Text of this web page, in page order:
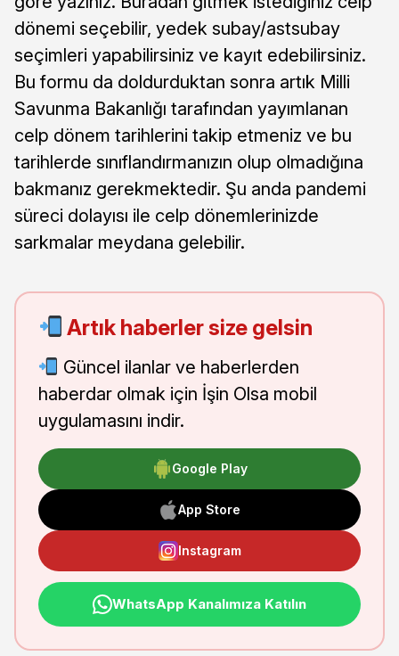
dönemi seçebilir, yedek subay/astsubay
seçimleri yapabilirsiniz ve kayıt edebilirsiniz.
Bu formu da doldurduktan sonra artık Milli
Savunma Bakanlığı tarafından yayımlanan
celp dönem tarihlerini takip etmeniz ve bu
tarihlerde sınıflandırmanızın olup olmadığına
bakmanız gerekmektedir. Şu anda pandemi
süreci dolayısı ile celp dönemlerinizde
sarkmalar meydana gelebilir.
Artık haberler size gelsin
Güncel ilanlar ve haberlerden
haberdar olmak için İşin Olsa mobil
uygulamasını indir.
Google Play
App Store
Instagram
WhatsApp Kanalımıza Katılın